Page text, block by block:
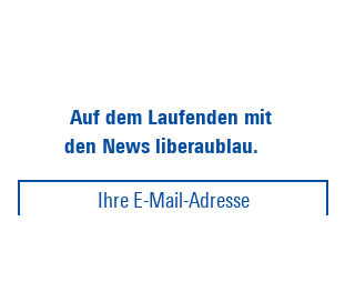
Auf dem Laufenden mit
den News liberaublau.